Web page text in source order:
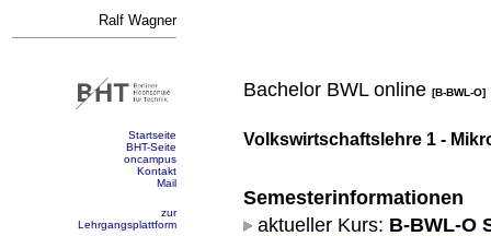
Ralf Wagner
Startseite
BHT-Seite
oncampus
Kontakt
Mail
zur
Lehrgangsplattform
Bachelor BWL online [B-BWL-O]
Volkswirtschaftslehre 1 -
Semesterinformationen
aktueller Kurs: B-BWL-O